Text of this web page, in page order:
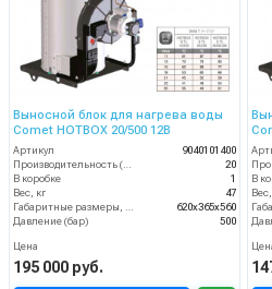
Выносной блок для нагрева воды
Comet HOTBOX 20/500 12В
Артикул
9040101400
Производительность (л/мин)
20
В коробке
1
Вес, кг
47
Габаритные размеры, мм
620x365x560
Давление (бар)
500
Цена
195 000 руб.
В